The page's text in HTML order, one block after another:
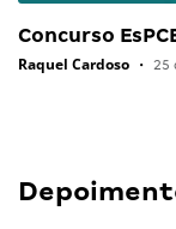
Concurso
Raquel Cardoso • 25